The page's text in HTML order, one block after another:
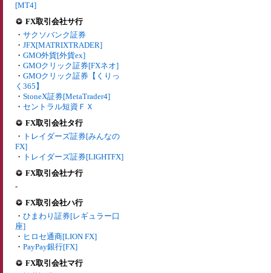
[MT4]
FX取引会社サ行
・ サクソバンク証券
・ JFX[MATRIXTRADER]
・ GMO外貨[外貨ex]
・ GMOクリック証券[FXネオ]
・ GMOクリック証券【くりっ
く365】
・ StoneX証券[MetaTrader4]
・ セントラル短資ＦＸ
FX取引会社タ行
・ トレイダーズ証券[みんなの
FX]
・ トレイダーズ証券[LIGHTFX]
FX取引会社ナ行
-
FX取引会社ハ行
・ ひまわり証券[レギュラー口
座]
・ ヒロセ通商[LION FX]
・ PayPay銀行[FX]
FX取引会社マ行